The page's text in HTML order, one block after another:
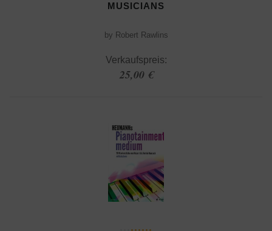
MUSICIANS
by Robert Rawlins
Verkaufspreis:
25,00 €